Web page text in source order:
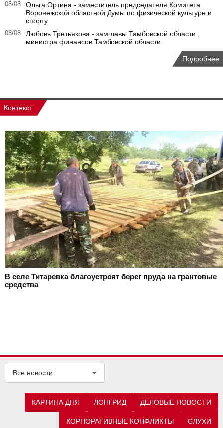
08/08
Ольга Ортина - заместитель председателя Комитета
Воронежской областной Думы по физической культуре и
спорту
08/08
Любовь Третьякова - замглавы Тамбовской области ,
министра финансов Тамбовской области
Подробнее
Контекст
В селе Титаревка благоустроят берег пруда на грантовые
средства
Все новости
КАРТИНА ДНЯ ЛОНГРИД ДЕЛОВЫЕ НОВОСТИ
КОРПОРАТИВНЫЕ КОНФЛИКТЫ СЛУХИ